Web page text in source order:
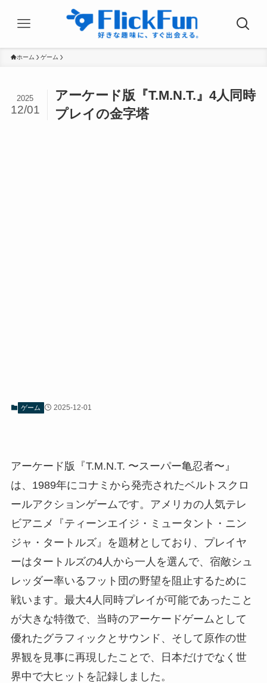
ホーム ゲーム
アーケード版『T.M.N.T.』4人同時
プレイの金字塔
2025
12/01
ゲーム 2025-12-01
アーケード版『T.M.N.T. 〜スーパー亀忍者〜』
は、1989年にコナミから発売されたベルトスクロ
ールアクションゲームです。アメリカの人気テレ
ビアニメ『ティーンエイジ・ミュータント・ニン
ジャ・タートルズ』を題材としており、プレイヤ
ーはタートルズの4人から一人を選んで、宿敵シュ
レッダー率いるフット団の野望を阻止するために
戦います。最大4人同時プレイが可能であったこと
が大きな特徴で、当時のアーケードゲームとして
優れたグラフィックとサウンド、そして原作の世
界観を見事に再現したことで、日本だけでなく世
界中で大ヒットを記録しました。